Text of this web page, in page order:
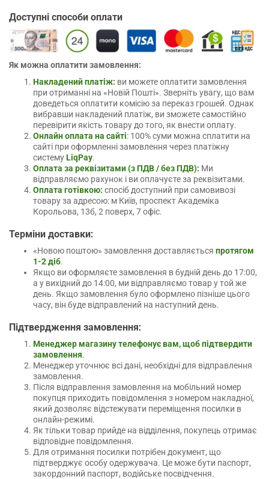
Доступні способи оплати
Як можна оплатити замовлення:
Накладений платіж: ви можете оплатити замовлення
при отриманні на «Новій Пошті». Зверніть увагу, що вам
доведеться оплатити комісію за переказ грошей. Однак
вибравши накладений платіж, ви зможете самостійно
перевірити якість товару до того, як внести оплату.
Онлайн оплата на сайті: 100% суми можна сплатити на
сайті при оформленні замовлення через платіжну
системуLiqPay.
Оплата за реквізитами (з ПДВ / без ПДВ): Ми
відправляємо рахунок і ви оплачуєте за реквізитами.
Оплата готівкою: спосіб доступний при самовивозі
товару за адресою: м Київ, проспект Академіка
Корольова, 13б, 2 поверх, 7 офіс.
Терміни доставки:
«Новою поштою» замовлення доставляється протягом
1-2 діб.
Якщо ви оформляєте замовлення в будній день до 17:00,
а у вихідний до 14:00, ми відправляємо товар у той же
день. Якщо замовлення було оформлено пізніше цього
часу, він буде відправлений на наступний день.
Підтвердження замовлення:
Менеджер магазину телефонує вам, щоб підтвердити
замовлення.
Менеджер уточнює всі дані, необхідні для відправлення
замовлення.
Після відправлення замовлення на мобільний номер
покупця приходить повідомлення з номером накладної,
який дозволяє відстежувати переміщення посилки в
онлайн-режимі.
Як тільки товар прийде на відділення, покупець отримає
відповідне повідомлення.
Для отримання посилки потрібен документ, що
підтверджує особу одержувача. Це може бути паспорт,
закордонний паспорт, водійське посвідчення.